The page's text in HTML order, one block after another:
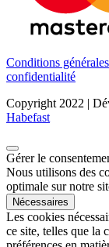
Conditions
confidentialité
Copyright 2022 |
Habefast
Gérer le
Nous utilisons des
optimale sur notre
Nécessaires
Les cookies
ce site, telles que la